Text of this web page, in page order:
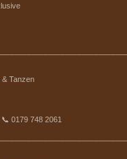
& Tanzen
📞 0179 748 2061